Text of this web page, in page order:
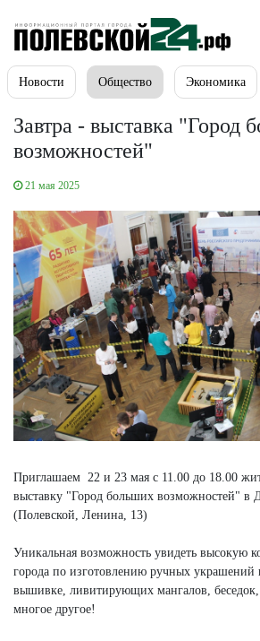
Новости Общество Экономика
Завтра - выставка "Город
возможностей"
21 мая 2025
Приглашаем 22 и 23 мая с 11.00 до 18.00
выставку "Город больших возможностей"
(Полевской, Ленина, 13)
Уникальная возможность увидеть высокую
города по изготовлению ручных
вышивке, ливитирующих мангалов,
многое другое!